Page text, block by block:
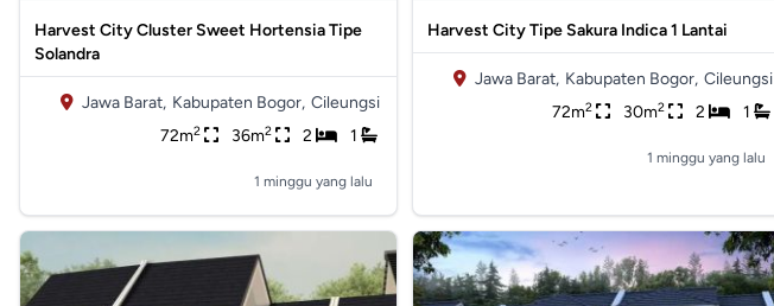
Harvest City Cluster Sweet Hortensia Tipe
Solandra
Jawa Barat, Kabupaten Bogor, Cileungsi
72m2 36m2 2 1
1 minggu yang lalu
Harvest City Tipe Sakura Indica 1 Lantai
Jawa Barat, Kabupaten Bogor, Cileungsi
72m2 30m2 2 1
1 minggu yang lalu